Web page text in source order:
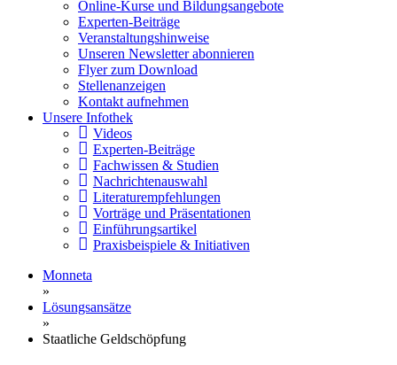
Online-Kurse und Bildungsangebote
Experten-Beiträge
Veranstaltungshinweise
Unseren Newsletter abonnieren
Flyer zum Download
Stellenanzeigen
Kontakt aufnehmen
Unsere Infothek
Videos
Experten-Beiträge
Fachwissen & Studien
Nachrichtenauswahl
Literaturempfehlungen
Vorträge und Präsentationen
Einführungsartikel
Praxisbeispiele & Initiativen
Monneta
»
Lösungsansätze
»
Staatliche Geldschöpfung